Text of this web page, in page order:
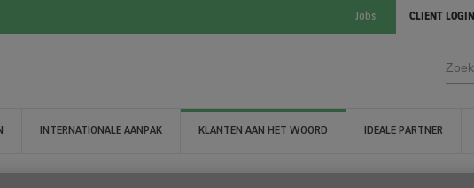
Jobs CLIENT LOGIN
INTERNATIONALE AANPAK KLANTEN AAN HET WOORD IDEALE PARTNER